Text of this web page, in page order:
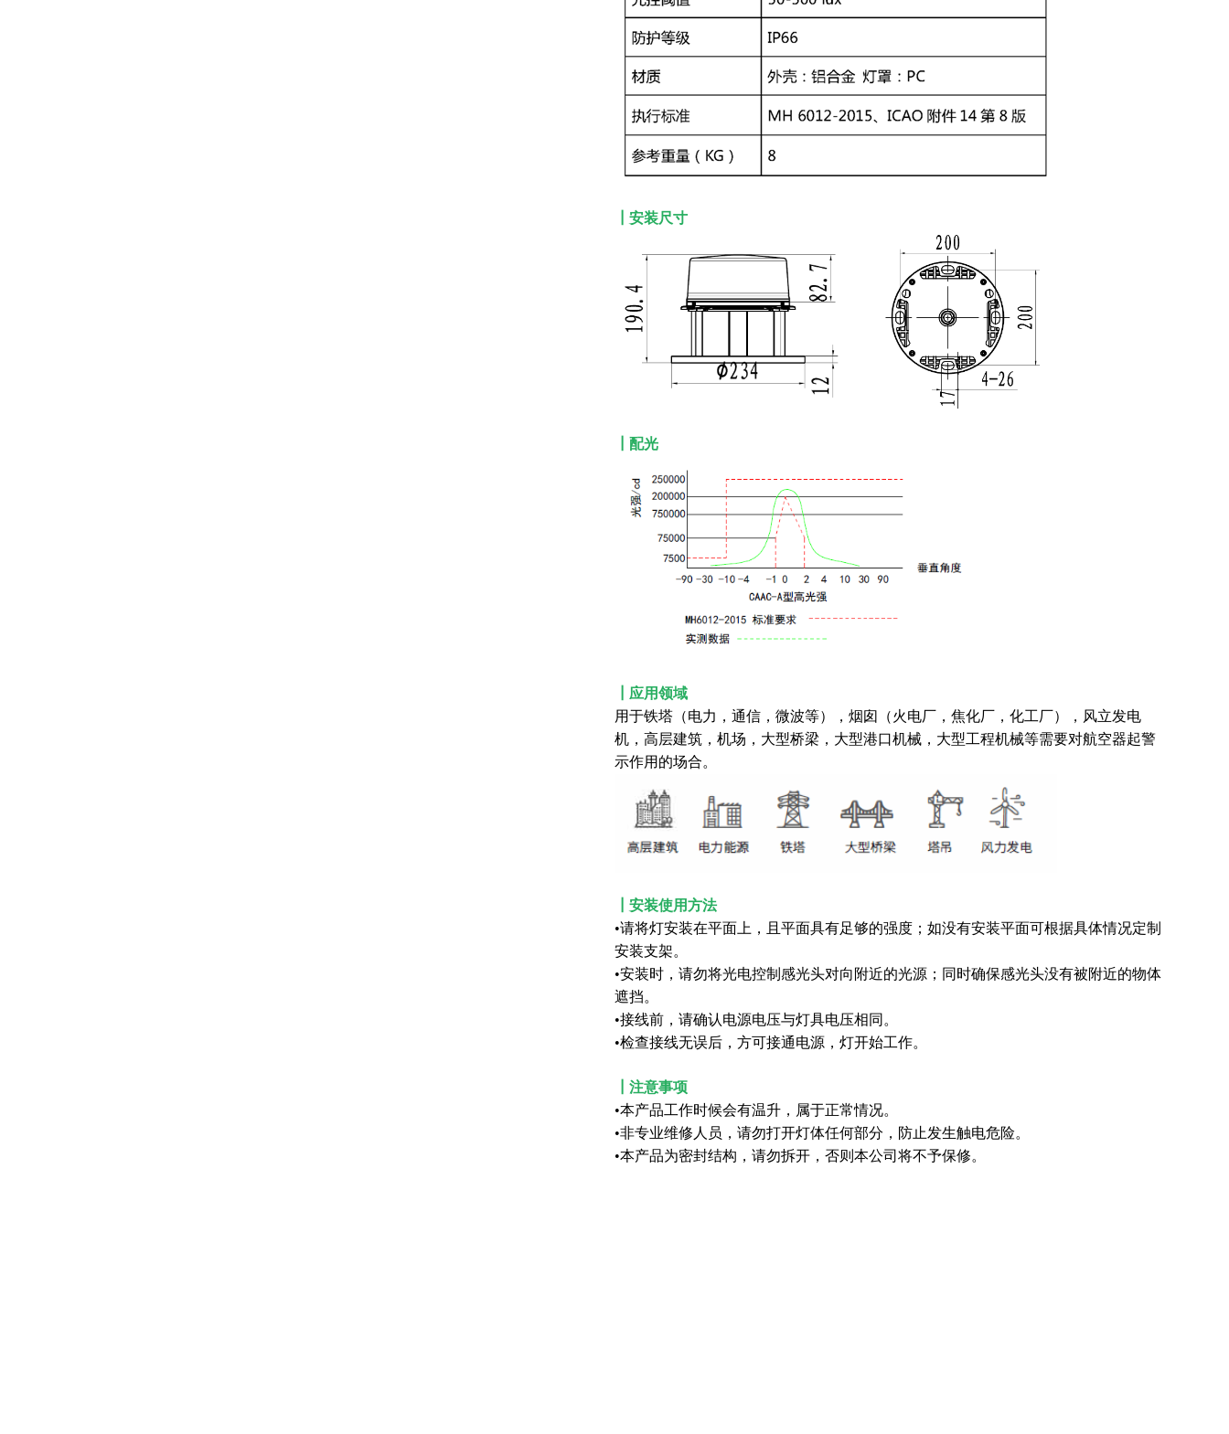
┃安装尺寸
┃配光
┃应用领域
用于铁塔（电力，通信，微波等），烟囱（火电厂，焦化厂，化工厂），风立发电
机，高层建筑，机场，大型桥梁，大型港口机械，大型工程机械等需要对航空器起警
示作用的场合。
┃安装使用方法
•请将灯安装在平面上，且平面具有足够的强度；如没有安装平面可根据具体情况定制
安装支架。
•安装时，请勿将光电控制感光头对向附近的光源；同时确保感光头没有被附近的物体
遮挡。
•接线前，请确认电源电压与灯具电压相同。
•检查接线无误后，方可接通电源，灯开始工作。
┃注意事项
•本产品工作时候会有温升，属于正常情况。
•非专业维修人员，请勿打开灯体任何部分，防止发生触电危险。
•本产品为密封结构，请勿拆开，否则本公司将不予保修。